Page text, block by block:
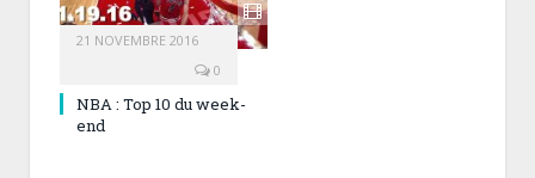
21 NOVEMBRE 2016
0
NBA : Top 10 du week-
end